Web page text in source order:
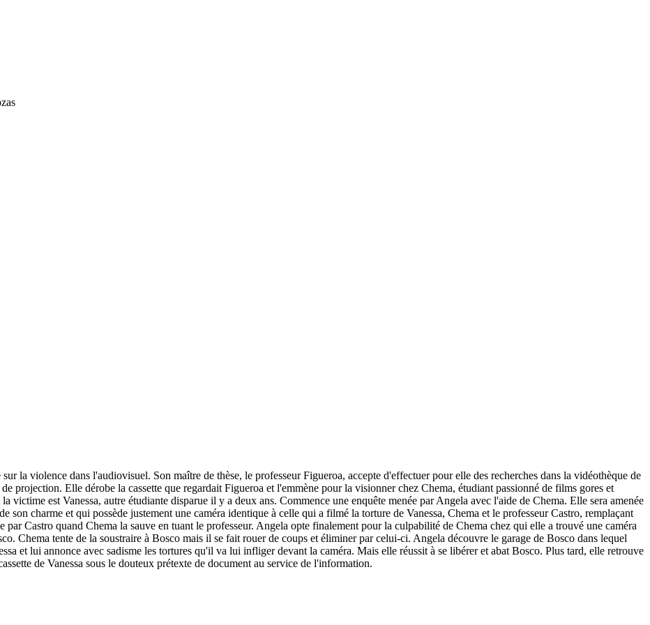
la violence dans l'audiovisuel. Son maître de thèse, le professeur Figueroa, accepte d'effectuer pour elle des recherches dans la vidéothèque de
projection. Elle dérobe la cassette que regardait Figueroa et l'emmène pour la visionner chez Chema, étudiant passionné de films gores et
est Vanessa, autre étudiante disparue il y a deux ans. Commence une enquête menée par Angela avec l'aide de Chema. Elle sera amenée
son charme et qui possède justement une caméra identique à celle qui a filmé la torture de Vanessa, Chema et le professeur Castro, remplaçant
par Castro quand Chema la sauve en tuant le professeur. Angela opte finalement pour la culpabilité de Chema chez qui elle a trouvé une caméra
Chema tente de la soustraire à Bosco mais il se fait rouer de coups et éliminer par celui-ci. Angela découvre le garage de Bosco dans lequel
et lui annonce avec sadisme les tortures qu'il va lui infliger devant la caméra. Mais elle réussit à se libérer et abat Bosco. Plus tard, elle retrouve
de Vanessa sous le douteux prétexte de document au service de l'information.